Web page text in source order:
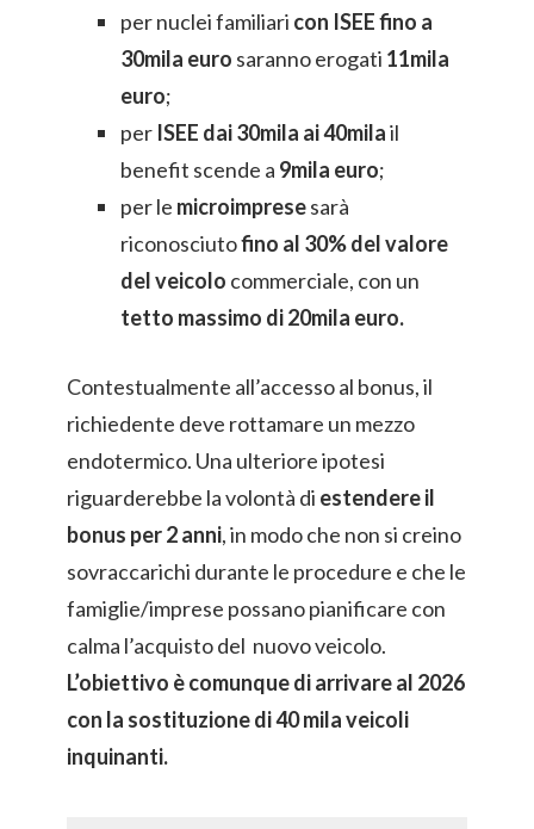
per nuclei familiari con ISEE fino a
30mila euro saranno erogati 11mila
euro;
per ISEE dai 30mila ai 40milail
benefit scende a 9mila euro;
per le microimpresesarà
riconosciutofino al 30% del valore
del veicolo commerciale, con un
tetto massimo di 20mila euro.
Contestualmente all’accesso al bonus, il
richiedente deve rottamare un mezzo
endotermico. Una ulteriore ipotesi
riguarderebbe la volontà di estendere il
bonus per 2 anni, in modo che non si creino
sovraccarichi durante le procedure e che le
famiglie/imprese possano pianificare con
calma l’acquisto del nuovo veicolo.
L’obiettivo è comunque di arrivare al 2026
con la sostituzione di 40 mila veicoli
inquinanti.